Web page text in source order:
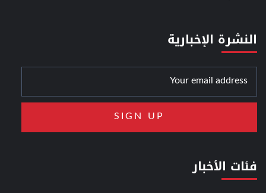
النشرة الإخبارية
فئات الأخبار